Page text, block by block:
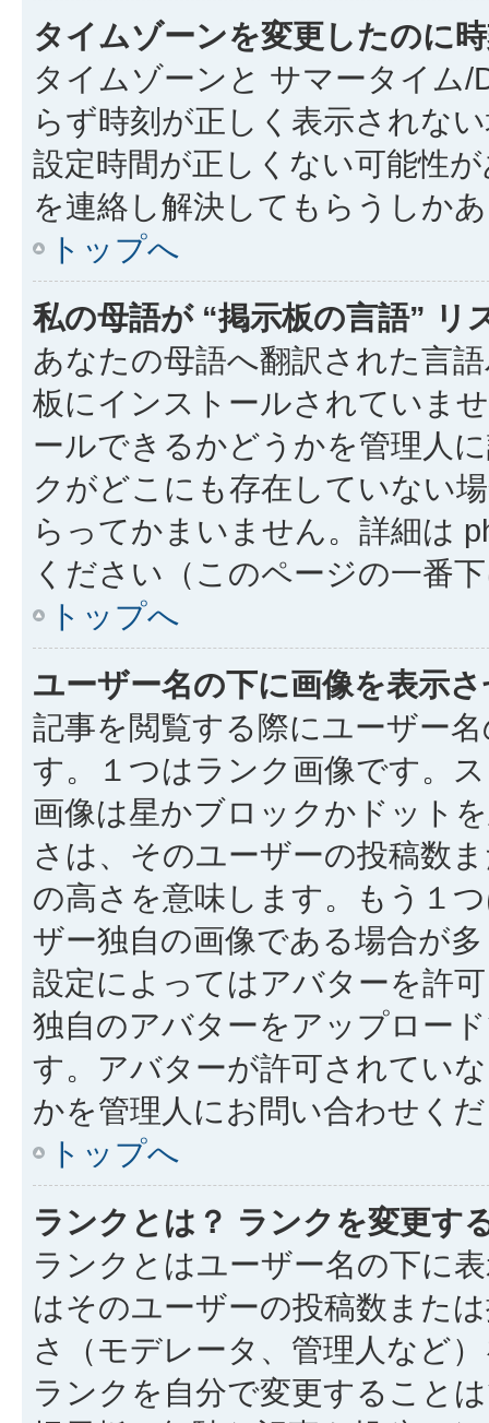
タイムゾーンを変更したのに
タイムゾーンと サマータイム
らず時刻が正しく表示されな
設定時間が正しくない可能性
を連絡し解決してもらうしか
トップへ
私の母語が “掲示板の言語” リ
あなたの母語へ翻訳された言
板にインストールされていま
ールできるかどうかを管理人
クがどこにも存在していない
らってかまいません。詳細は
ください（このページの一番
トップへ
ユーザー名の下に画像を表示
記事を閲覧する際にユーザー
す。１つはランク画像です。
画像は星かブロックかドット
さは、そのユーザーの投稿数
の高さを意味します。もう１
ザー独自の画像である場合が
設定によってはアバターを許
独自のアバターをアップロー
す。アバターが許可されてい
かを管理人にお問い合わせく
トップへ
ランクとは？ ランクを変更す
ランクとはユーザー名の下に
はそのユーザーの投稿数また
さ（モデレータ、管理人など
ランクを自分で変更すること